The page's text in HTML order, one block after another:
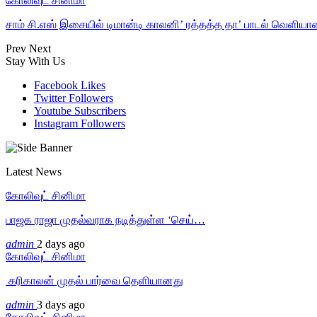
சாம் சி.எஸ் இசையில் டிமான்டி காலனி’ ரத்தத்த தா’ பாடல்
Prev Next
Stay With Us
Facebook Likes
Twitter Followers
Youtube Subscribers
Instagram Followers
Latest News
கோலிவுட் சினிமா
பாஜக ராஜா முதல்வராக நடித்துள்ள ‘செய்…
admin 2 days ago
கோலிவுட் சினிமா
‎ கரிகாலன் முதல் பார்வை தெளியானது
admin 3 days ago